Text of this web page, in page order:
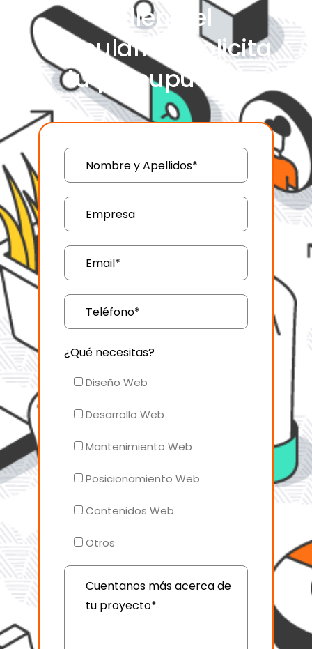
Rellena el
formulario y solicita
tu presupuesto
¿Qué necesitas?
Diseño Web
Desarrollo Web
Mantenimiento Web
Posicionamiento Web
Contenidos Web
Otros